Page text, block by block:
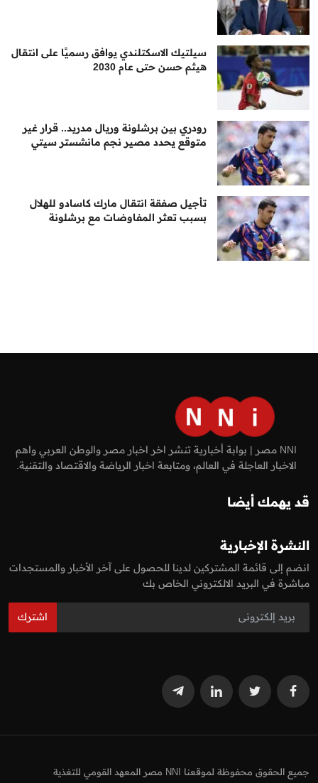
سيلتيك الاسكتلندي يوافق رسميًا على انتقال
هيثم حسن حتى عام 2030
رودري بين برشلونة وريال مدريد.. قرار غير
متوقع يحدد مصير نجم مانشستر سيتي
تأجيل صفقة انتقال مارك كاسادو للهلال
بسبب تعثر المفاوضات مع برشلونة
NNI مصر | بوابة أخبارية تنشر اخر اخبار مصر والوطن العربي واهم
الاخبار العاجلة في العالم، ومتابعة اخبار الرياضة والاقتصاد والتقنية.
قد يهمك أيضا
النشرة الإخبارية
انضم إلى قائمة المشتركين لدينا للحصول على آخر الأخبار والمستجدات
مباشرة في البريد الالكتروني الخاص بك
اشترك
جميع الحقوق محفوظة لموقعنا NNI مصر المعهد القومي للتغذية